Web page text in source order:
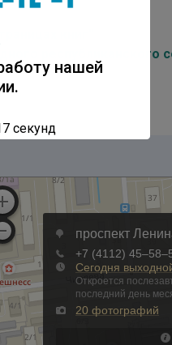
книг”
республиканского
нашей
секунд